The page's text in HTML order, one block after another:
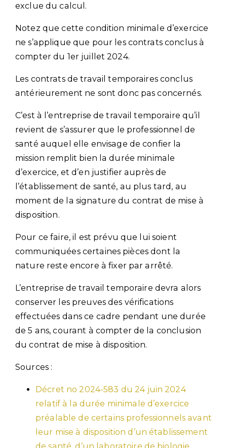
exclue du calcul.
Notez que cette condition minimale d’exercice
ne s’applique que pour les contrats conclus à
compter du 1er juillet 2024.
Les contrats de travail temporaires conclus
antérieurement ne sont donc pas concernés.
C’est à l’entreprise de travail temporaire qu’il
revient de s’assurer que le professionnel de
santé auquel elle envisage de confier la
mission remplit bien la durée minimale
d’exercice, et d’en justifier auprès de
l’établissement de santé, au plus tard, au
moment de la signature du contrat de mise à
disposition.
Pour ce faire, il est prévu que lui soient
communiquées certaines pièces dont la
nature reste encore à fixer par arrêté.
L’entreprise de travail temporaire devra alors
conserver les preuves des vérifications
effectuées dans ce cadre pendant une durée
de 5 ans, courant à compter de la conclusion
du contrat de mise à disposition.
Sources :
Décret no 2024-583 du 24 juin 2024
relatif à la durée minimale d’exercice
préalable de certains professionnels avant
leur mise à disposition d’un établissement